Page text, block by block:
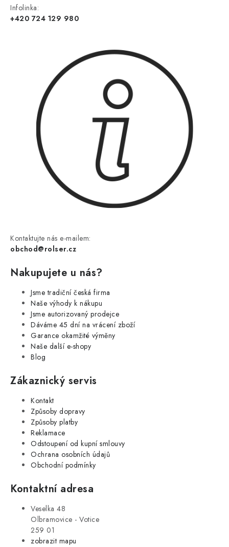
Infolinka:
+420 724 129 980
Kontaktujte nás e-mailem:
obchod@rolser.cz
Nakupujete u nás?
Jsme tradiční česká firma
Naše výhody k nákupu
Jsme autorizovaný prodejce
Dáváme 45 dní na vrácení zboží
Garance okamžité výměny
Naše další e-shopy
Blog
Zákaznický servis
Kontakt
Způsoby dopravy
Způsoby platby
Reklamace
Odstoupení od kupní smlouvy
Ochrana osobních údajů
Obchodní podmínky
Kontaktní adresa
Veselka 48
Olbramovice - Votice
259 01
zobrazit mapu